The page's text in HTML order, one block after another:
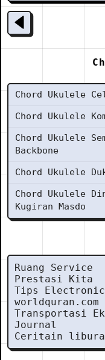
Chord Ukulele
Chord Ukulele
Chord Ukulele
Backbone
Chord Ukulele
Chord Ukulele
Kugiran Masdo
Ruang Service
Prestasi Kita
Tips Electronic
worldquran.com
Transportasi
Journal
Ceritain